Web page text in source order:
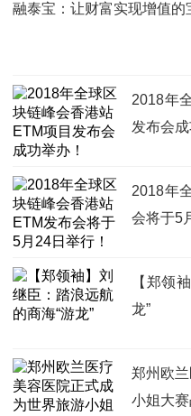
融泰宝：让财富实现增值的
2018年
发布会成
2018年
会将于5
【郑领
龙”
郑州欧
小姐大赛